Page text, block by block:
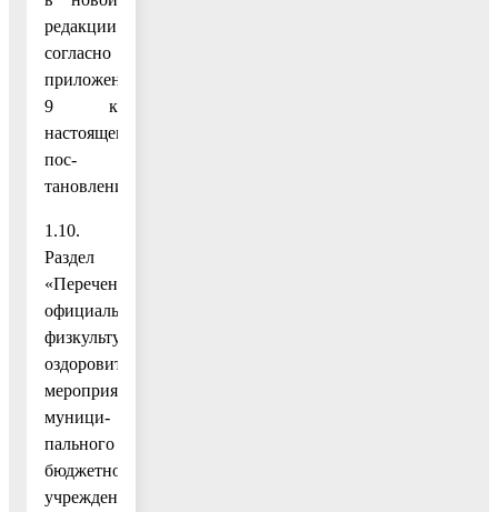
редакции
согласно
приложению
9 к
настоящему
пос-
тановлению;
1.10.
Раздел
«Перечень
официальных
физкультурно-
оздоровительных
мероприятий
муници-
пального
бюджетного
учреждения